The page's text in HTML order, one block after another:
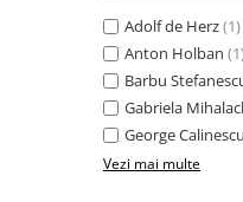
Non-fictiune
Adolf de Herz(1)
Anton Holban
Barbu
Gabriela
George Calinescu
Vezi mai multe